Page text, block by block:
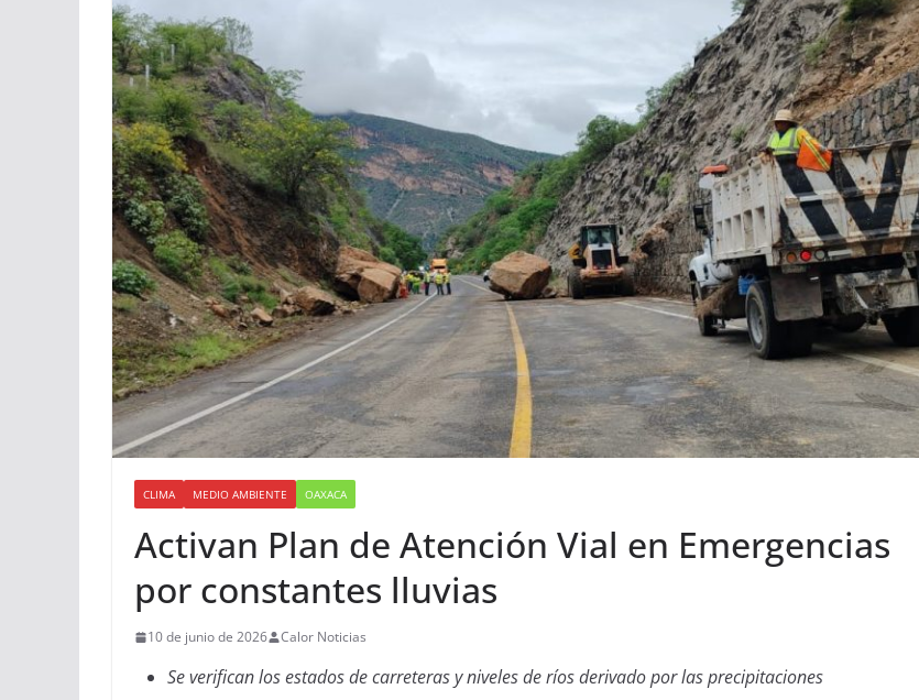
CLIMA MEDIO AMBIENTE OAXACA
Activan Plan de Atención Vial en Emergencias
por constantes lluvias
10 de junio de 2026 Calor Noticias
Se verifican los estados de carreteras y niveles de ríos derivado por las precipitaciones